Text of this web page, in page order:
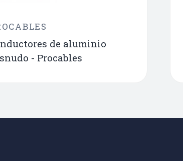
de aluminio
- Procables